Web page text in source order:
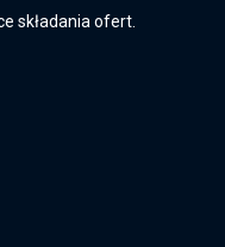
składania ofert.